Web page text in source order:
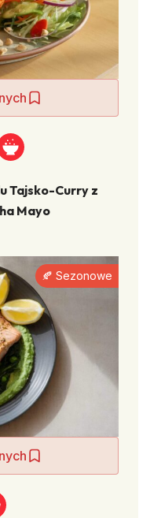
Tajsko-Curry z
Mayo
🍂 Sezonowe